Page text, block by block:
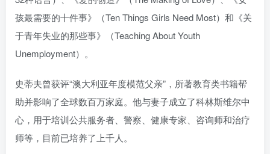
孩最需要的十件事》（Ten Things Girls Need Most）和《关
于青年失业的那些事》（Teaching About Youth
Unemployment）。
史蒂夫曾获评“澳大利亚年度模范父亲”，所著教育类书籍帮
助并影响了全球数百万家庭。他与妻子成立了科林斯维尔中
心，用于培训公共服务者、警察、健康专家、咨询师和治疗
师等，目前已培养了上千人。